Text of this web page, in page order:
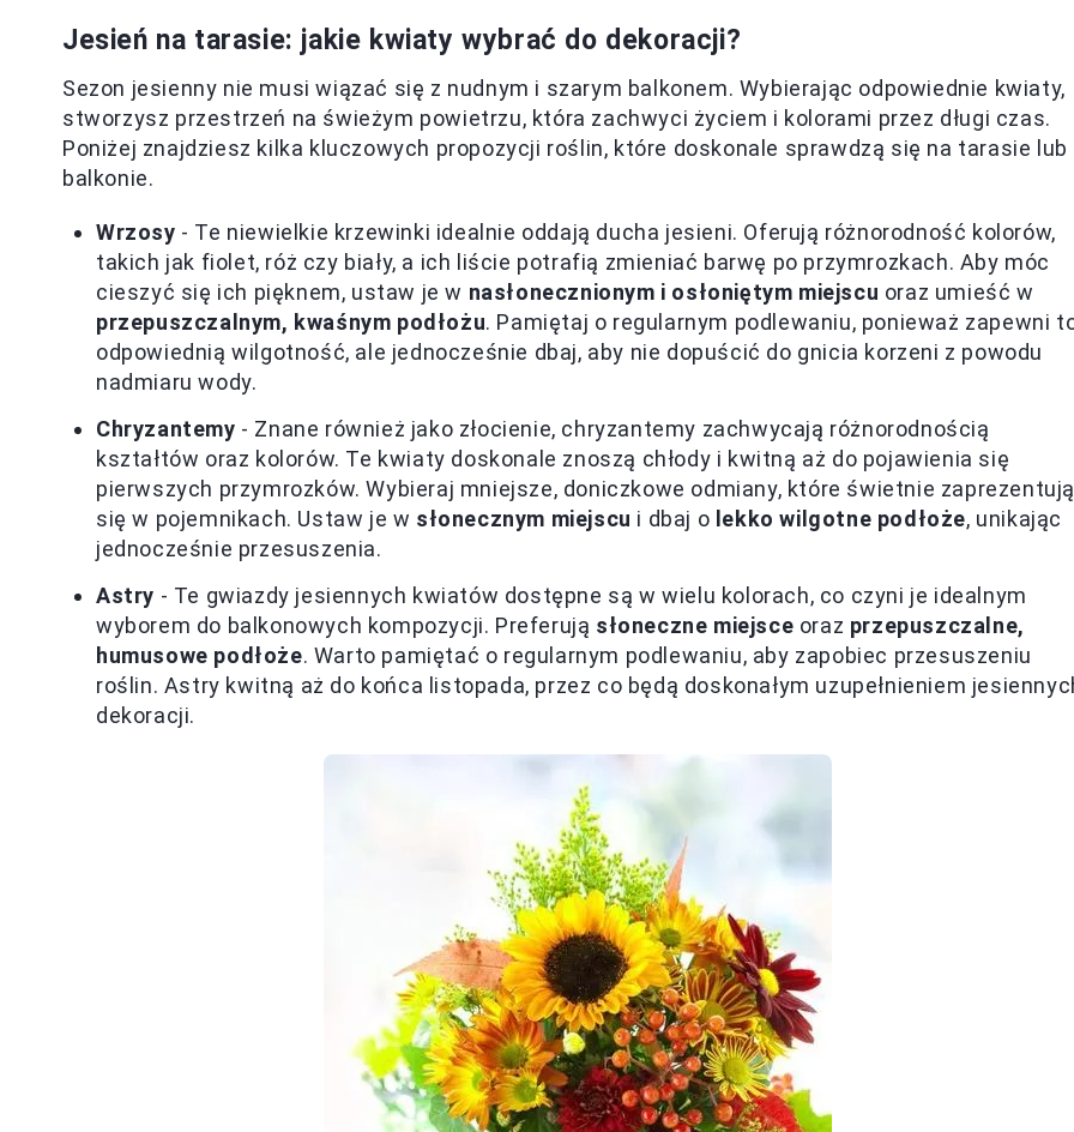
Jesień na tarasie: jakie kwiaty wybrać do dekoracji?
Sezon jesienny nie musi wiązać się z nudnym i szarym balkonem. Wybierając odpowiednie kwiaty,
stworzysz przestrzeń na świeżym powietrzu, która zachwyci życiem i kolorami przez długi czas.
Poniżej znajdziesz kilka kluczowych propozycji roślin, które doskonale sprawdzą się na tarasie lub
balkonie.
Wrzosy - Te niewielkie krzewinki idealnie oddają ducha jesieni. Oferują różnorodność kolorów,
takich jak fiolet, róż czy biały, a ich liście potrafią zmieniać barwę po przymrozkach. Aby móc
cieszyć się ich pięknem, ustaw je w nasłonecznionym i osłoniętym miejscu oraz umieść w
przepuszczalnym, kwaśnym podłożu. Pamiętaj o regularnym podlewaniu, ponieważ zapewni
odpowiednią wilgotność, ale jednocześnie dbaj, aby nie dopuścić do gnicia korzeni z powodu
nadmiaru wody.
Chryzantemy - Znane również jako złocienie, chryzantemy zachwycają różnorodnością
kształtów oraz kolorów. Te kwiaty doskonale znoszą chłody i kwitną aż do pojawienia się
pierwszych przymrozków. Wybieraj mniejsze, doniczkowe odmiany, które świetnie zaprezentują
się w pojemnikach. Ustaw je w słonecznym miejscu i dbaj o lekko wilgotne podłoże, unikając
jednocześnie przesuszenia.
Astry - Te gwiazdy jesiennych kwiatów dostępne są w wielu kolorach, co czyni je idealnym
wyborem do balkonowych kompozycji. Preferują słoneczne miejsce oraz przepuszczalne,
humusowe podłoże. Warto pamiętać o regularnym podlewaniu, aby zapobiec przesuszeniu
roślin. Astry kwitną aż do końca listopada, przez co będą doskonałym uzupełnieniem
dekoracji.